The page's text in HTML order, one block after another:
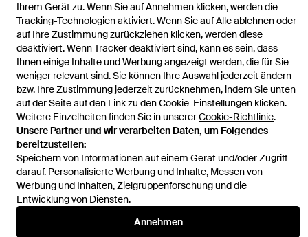
Ihrem Gerät zu. Wenn Sie auf Annehmen klicken, werden die
Tracking-Technologien aktiviert. Wenn Sie auf Alle ablehnen oder
auf Ihre Zustimmung zurückziehen klicken, werden diese
deaktiviert. Wenn Tracker deaktiviert sind, kann es sein, dass
Ihnen einige Inhalte und Werbung angezeigt werden, die für Sie
weniger relevant sind. Sie können Ihre Auswahl jederzeit ändern
bzw. Ihre Zustimmung jederzeit zurücknehmen, indem Sie unten
auf der Seite auf den Link zu den Cookie-Einstellungen klicken.
Weitere Einzelheiten finden Sie in unsererCookie-Richtlinie.
Unsere Partner und wir verarbeiten Daten, um Folgendes
bereitzustellen:
Speichern von Informationen auf einem Gerät und/oder Zugriff
darauf. Personalisierte Werbung und Inhalte, Messen von
Werbung und Inhalten, Zielgruppenforschung und die
Entwicklung von Diensten.
Annehmen
Hilfe und Informationen